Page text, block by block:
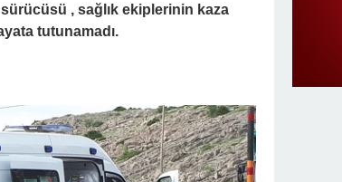
, sağlık ekiplerinin kaza
tutunamadı.